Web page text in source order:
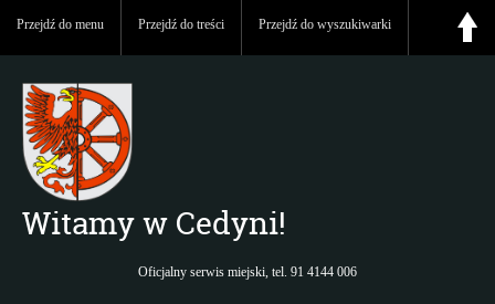
Przejdź do menu Przejdź do treści Przejdź do wyszukiwarki
Witamy w Cedyni!
Oficjalny serwis miejski, tel. 91 4144 006